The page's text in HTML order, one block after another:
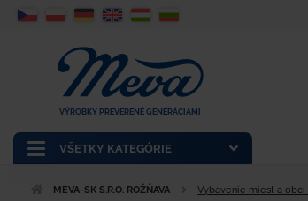
VŠETKY KATEGÓRIE
VÝROBKY PREVERENÉ GENERÁCIAMI
MEVA-SK S.R.O. ROŽŇAVA Vybavenie miest a